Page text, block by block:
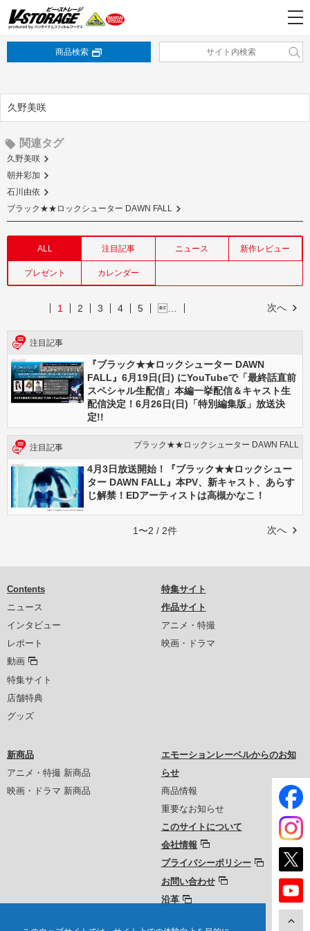
商品検索
久野美咲
関連タグ
久野美咲
朝井彩加
石川由依
ブラック★★ロックシューター DAWN FALL
ALL 注目記事 ニュース 新作レビュー
プレゼント カレンダー
次へ
1 2 3 4 5 …
注目記事
『ブラック★★ロックシューター DAWN
FALL』6月19日(日) にYouTubeで「最終話直前
スペシャル生配信」本編一挙配信＆キャスト生
配信決定！6月26日(日)「特別編集版」放送決
定!!
注目記事 ブラック★★ロックシューター DAWN FALL
4月3日放送開始！『ブラック★★ロックシュー
ター DAWN FALL』本PV、新キャスト、あらす
じ解禁！EDアーティストは高槻かなこ！
次へ
1〜2 / 2件
Contents
ニュース
インタビュー
レポート
動画
特集サイト
店舗特典
グッズ
特集サイト
作品サイト
アニメ・特撮
映画・ドラマ
新商品
アニメ・特撮 新商品
映画・ドラマ 新商品
エモーションレーベルからのお知
らせ
商品情報
重要なお知らせ
このサイトについて
会社情報
プライバシーポリシー
お問い合わせ
沿革